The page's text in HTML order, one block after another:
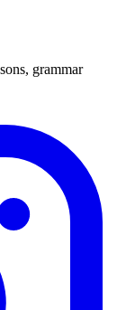
grammar